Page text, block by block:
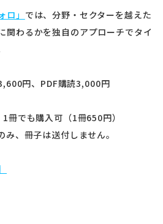
」 では、分野・セクターを越えた
関わるかを独自のアプローチでタイ
円、PDF購読3,000円
冊でも購入可（1冊650円）
、冊子は送付しません。